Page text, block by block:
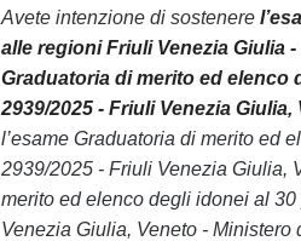
Avete intenzione di sostenere
alle regioni Friuli Venezia Giulia
Graduatoria di merito ed elenco
2939/2025 - Friuli Venezia
l’esame Graduatoria di merito ed
2939/2025 - Friuli Venezia Giulia,
merito ed elenco degli idonei al
Venezia Giulia, Veneto -